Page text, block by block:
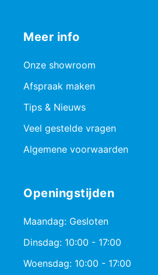
Meer info
Onze showroom
Afspraak maken
Tips & Nieuws
Veel gestelde vragen
Algemene voorwaarden
Openingstijden
Maandag: Gesloten
Dinsdag: 10:00 - 17:00
Woensdag: 10:00 - 17:00